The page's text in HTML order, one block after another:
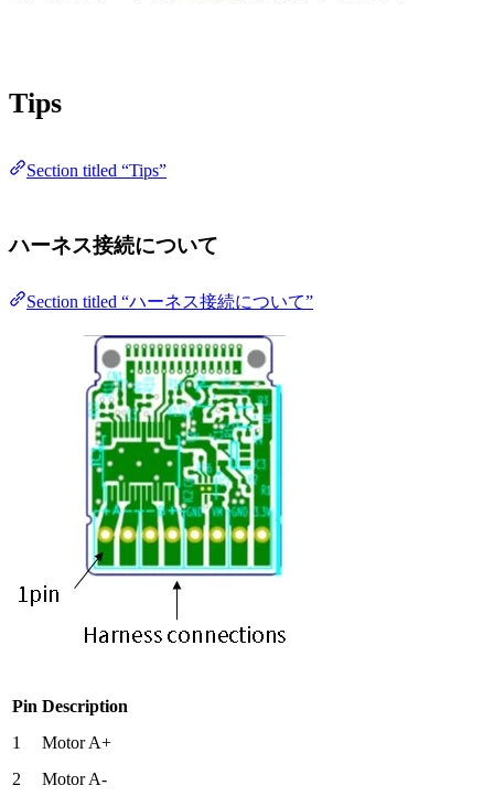
Tips
Section titled “Tips”
ハーネス接続について
Section titled “ハーネス接続について”
Pin Description
1
Motor A+
2
Motor A-